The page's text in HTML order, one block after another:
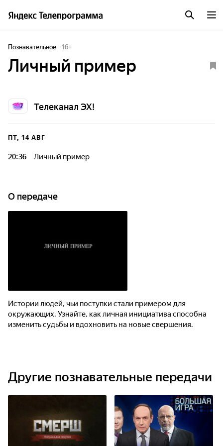
Познавательное 16+
Личный пример
Телеканал ЭХ!
ПТ, 14 АВГ
20:36 Личный пример
О передаче
Истории людей, чьи поступки стали примером для
окружающих. Узнайте, как личная инициатива способна
изменить судьбы и вдохновить на новые свершения.
Другие познавательные передачи